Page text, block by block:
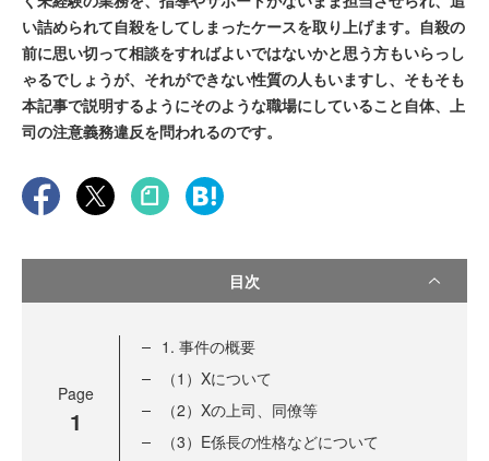
い詰められて自殺をしてしまったケースを取り上げます。自殺の
前に思い切って相談をすればよいではないかと思う方もいらっし
ゃるでしょうが、それができない性質の人もいますし、そもそも
本記事で説明するようにそのような職場にしていること自体、上
司の注意義務違反を問われるのです。
目次
Page
1
1. 事件の概要
（1）Xについて
（2）Xの上司、同僚等
（3）E係長の性格などについて